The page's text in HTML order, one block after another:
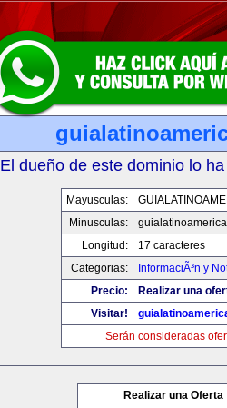
El dueño de este dominio lo
Mayusculas:
Minusculas:
Longitud:
17 caracteres
Categorias:
InformaciÃ³n y
Precio:
Realizar una
Visitar!
Serán consideradas
Realizar una Oferta